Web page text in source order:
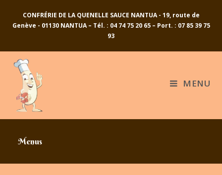
content
CONFRÉRIE DE LA QUENELLE SAUCE NANTUA - 19, route de
Genève - 01130 NANTUA – Tél. : 04 74 75 20 65 – Port. : 07 85 39 75
93
MENU
Menus